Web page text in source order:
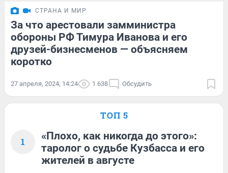
СТРАНА И МИР
За что арестовали замминистра
обороны РФ Тимура Иванова и его
друзей-бизнесменов — объясняем
коротко
27 апреля, 2024, 14:24 1 638 Обсудить
ТОП 5
1
«Плохо, как никогда до этого»:
таролог о судьбе Кузбасса и его
жителей в августе